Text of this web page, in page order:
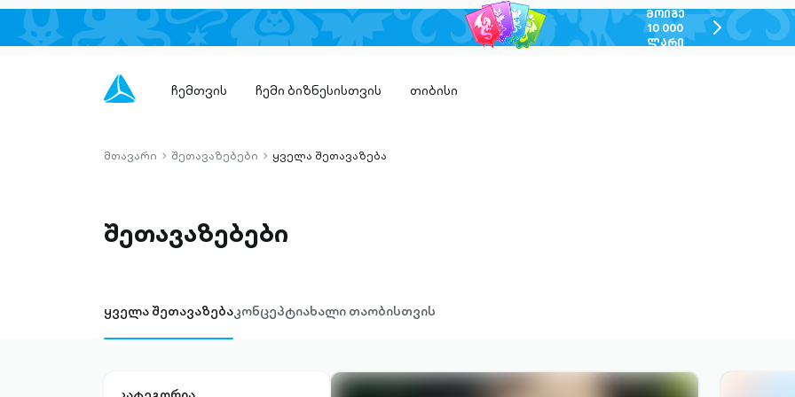
ᲛᲝᲘᲒᲔ
10 000
ᲚᲐᲠᲘ
chevron-
right-
ჩემთვის ჩემი ბიზნესისთვის თიბისი
მთავარი chevron-
შეთავაზებები chevron-
ყველა შეთავაზება
შეთავაზებები
ყველა შეთავაზებაკონცეპტიახალი თაობისთვის